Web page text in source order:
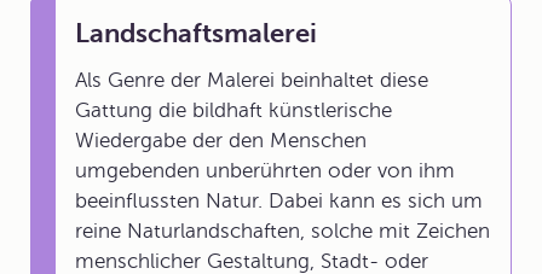
Landschaftsmalerei
Als Genre der Malerei beinhaltet diese
Gattung die bildhaft künstlerische
Wiedergabe der den Menschen
umgebenden unberührten oder von ihm
beeinflussten Natur. Dabei kann es sich um
reine Naturlandschaften, solche mit Zeichen
menschlicher Gestaltung, Stadt- oder